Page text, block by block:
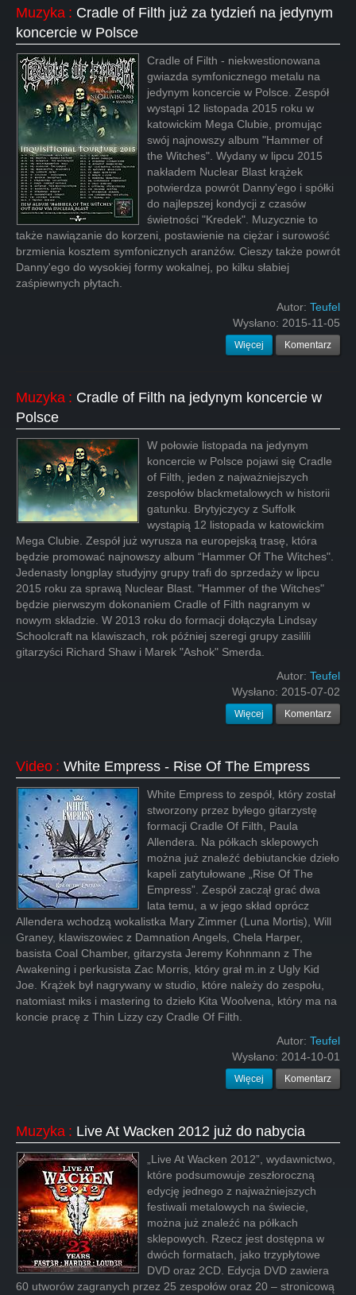
Muzyka : Cradle of Filth już za tydzień na jedynym
koncercie w Polsce
Cradle of Filth - niekwestionowana
gwiazda symfonicznego metalu na
jedynym koncercie w Polsce. Zespół
wystąpi 12 listopada 2015 roku w
katowickim Mega Clubie, promując
swój najnowszy album "Hammer of
the Witches". Wydany w lipcu 2015
nakładem Nuclear Blast krążek
potwierdza powrót Danny'ego i spółki
do najlepszej kondycji z czasów
świetności "Kredek". Muzycznie to
także nawiązanie do korzeni, postawienie na ciężar i surowość
brzmienia kosztem symfonicznych aranżów. Cieszy także powrót
Danny'ego do wysokiej formy wokalnej, po kilku słabiej
zaśpiewnych płytach.
Autor: Teufel
Wysłano: 2015-11-05
Więcej Komentarz
Muzyka : Cradle of Filth na jedynym koncercie w
Polsce
W połowie listopada na jedynym
koncercie w Polsce pojawi się Cradle
of Filth, jeden z najważniejszych
zespołów blackmetalowych w historii
gatunku. Brytyjczycy z Suffolk
wystąpią 12 listopada w katowickim
Mega Clubie. Zespół już wyrusza na europejską trasę, która
będzie promować najnowszy album “Hammer Of The Witches".
Jedenasty longplay studyjny grupy trafi do sprzedaży w lipcu
2015 roku za sprawą Nuclear Blast. "Hammer of the Witches"
będzie pierwszym dokonaniem Cradle of Filth nagranym w
nowym składzie. W 2013 roku do formacji dołączyła Lindsay
Schoolcraft na klawiszach, rok później szeregi grupy zasilili
gitarzyści Richard Shaw i Marek "Ashok" Smerda.
Autor: Teufel
Wysłano: 2015-07-02
Więcej Komentarz
Video : White Empress - Rise Of The Empress
White Empress to zespół, który został
stworzony przez byłego gitarzystę
formacji Cradle Of Filth, Paula
Allendera. Na półkach sklepowych
można już znaleźć debiutanckie dzieło
kapeli zatytułowane „Rise Of The
Empress”. Zespół zaczął grać dwa
lata temu, a w jego skład oprócz
Allendera wchodzą wokalistka Mary Zimmer (Luna Mortis), Will
Graney, klawiszowiec z Damnation Angels, Chela Harper,
basista Coal Chamber, gitarzysta Jeremy Kohnmann z The
Awakening i perkusista Zac Morris, który grał m.in z Ugly Kid
Joe. Krążek był nagrywany w studio, które należy do zespołu,
natomiast miks i mastering to dzieło Kita Woolvena, który ma na
koncie pracę z Thin Lizzy czy Cradle Of Filth.
Autor: Teufel
Wysłano: 2014-10-01
Więcej Komentarz
Muzyka : Live At Wacken 2012 już do nabycia
„Live At Wacken 2012”, wydawnictwo,
które podsumowuje zeszłoroczną
edycję jednego z najważniejszych
festiwali metalowych na świecie,
można już znaleźć na półkach
sklepowych. Rzecz jest dostępna w
dwóch formatach, jako trzypłytowe
DVD oraz 2CD. Edycja DVD zawiera
60 utworów zagranych przez 25 zespołów oraz 20 – stronicową